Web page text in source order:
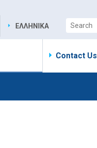
ΕΛΛΗΝΙΚΑ
Contact Us